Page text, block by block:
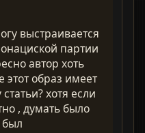
выстраивается
партии
автор хоть
этот образ имеет
хотя если
, думать было
был